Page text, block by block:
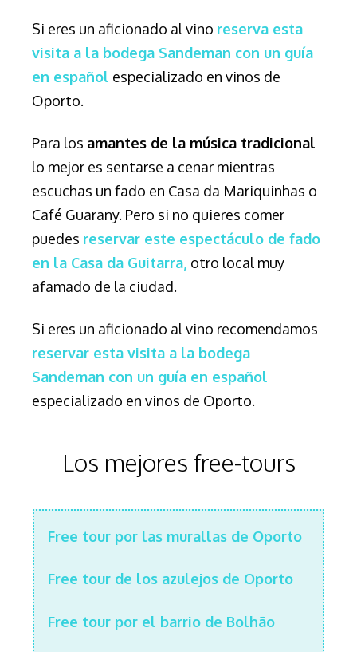
Si eres un aficionado al vino reserva esta
visita a la bodega Sandeman con un guía
en español especializado en vinos de
Oporto.
Para los amantes de la música tradicional
lo mejor es sentarse a cenar mientras
escuchas un fado en Casa da Mariquinhas o
Café Guarany. Pero si no quieres comer
puedes reservar este espectáculo de fado
en la Casa da Guitarra, otro local muy
afamado de la ciudad.
Si eres un aficionado al vino recomendamos
reservar esta visita a la bodega
Sandeman con un guía en español
especializado en vinos de Oporto.
Los mejores free-tours
Free tour por las murallas de Oporto
Free tour de los azulejos de Oporto
Free tour por el barrio de Bolhão